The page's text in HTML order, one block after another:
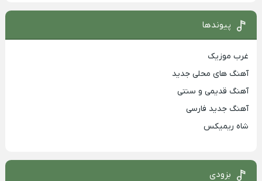
پیوندها
غرب موزیک
آهنگ های محلی جدید
آهنگ قدیمی و سنتی
آهنگ جدید فارسی
شاه ریمیکس
بزودی